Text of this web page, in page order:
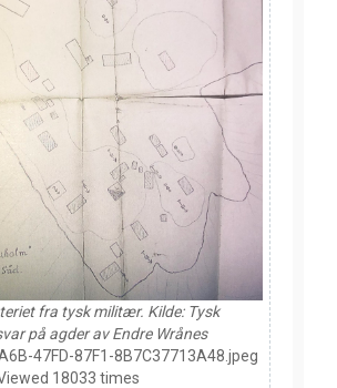
fra tysk militær. Kilde: Tysk
på agder av Endre Wrånes
47FD-87F1-8B7C37713A48.jpeg
18033 times